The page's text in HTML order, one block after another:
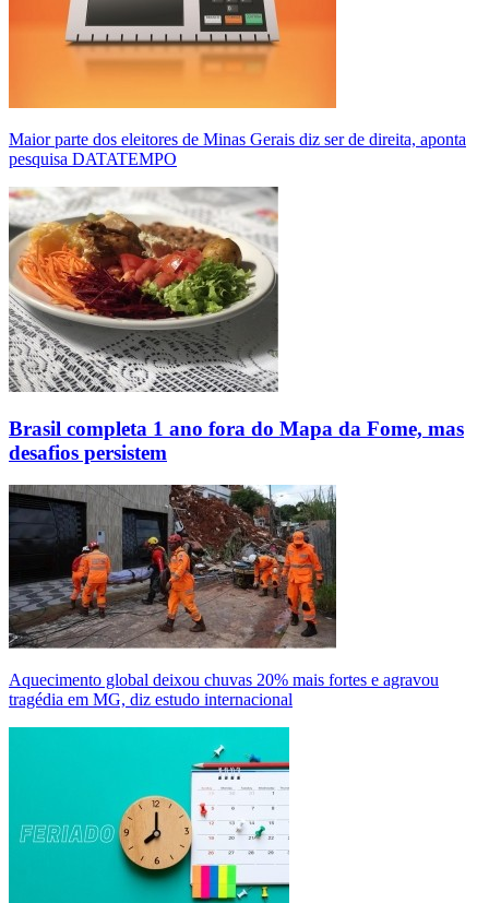
Maior parte dos eleitores de Minas Gerais diz ser de direita, aponta
pesquisa DATATEMPO
Brasil completa 1 ano fora do Mapa da Fome, mas
desafios persistem
Aquecimento global deixou chuvas 20% mais fortes e agravou
tragédia em MG, diz estudo internacional